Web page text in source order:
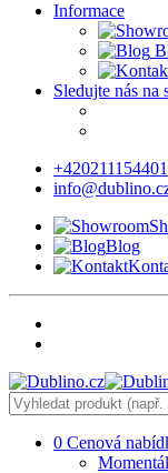
Informace
Sledujte nás na
+420211154401
Blog
0 Cenová